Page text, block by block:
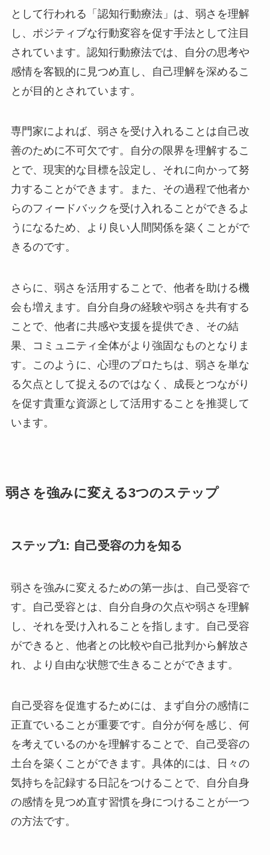
として行われる「認知行動療法」は、弱さを理解
し、ポジティブな行動変容を促す手法として注目
されています。認知行動療法では、自分の思考や
感情を客観的に見つめ直し、自己理解を深めるこ
とが目的とされています。
専門家によれば、弱さを受け入れることは自己改
善のために不可欠です。自分の限界を理解するこ
とで、現実的な目標を設定し、それに向かって努
力することができます。また、その過程で他者か
らのフィードバックを受け入れることができるよ
うになるため、より良い人間関係を築くことがで
きるのです。
さらに、弱さを活用することで、他者を助ける機
会も増えます。自分自身の経験や弱さを共有する
ことで、他者に共感や支援を提供でき、その結
果、コミュニティ全体がより強固なものとなりま
す。このように、心理のプロたちは、弱さを単な
る欠点として捉えるのではなく、成長とつながり
を促す貴重な資源として活用することを推奨して
います。
弱さを強みに変える3つのステップ
ステップ1: 自己受容の力を知る
弱さを強みに変えるための第一歩は、自己受容で
す。自己受容とは、自分自身の欠点や弱さを理解
し、それを受け入れることを指します。自己受容
ができると、他者との比較や自己批判から解放さ
れ、より自由な状態で生きることができます。
自己受容を促進するためには、まず自分の感情に
正直でいることが重要です。自分が何を感じ、何
を考えているのかを理解することで、自己受容の
土台を築くことができます。具体的には、日々の
気持ちを記録する日記をつけることで、自分自身
の感情を見つめ直す習慣を身につけることが一つ
の方法です。